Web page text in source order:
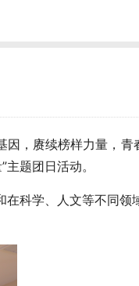
因，赓续榜样力量，
题团日活动。
科学、人文等不同领